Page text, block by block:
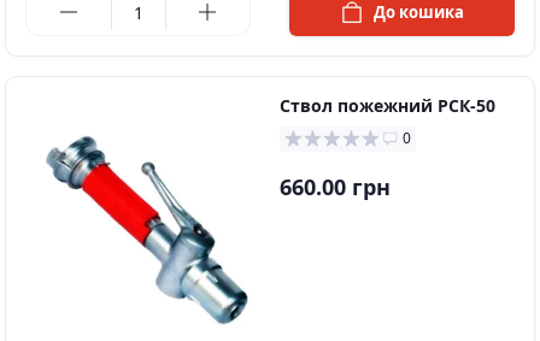
До кошика
Ствол пожежний РСК-50
0
660.00 грн